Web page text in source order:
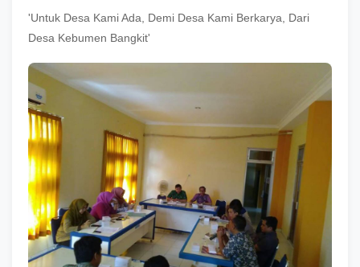
'Untuk Desa Kami Ada, Demi Desa Kami Berkarya, Dari
Desa Kebumen Bangkit'